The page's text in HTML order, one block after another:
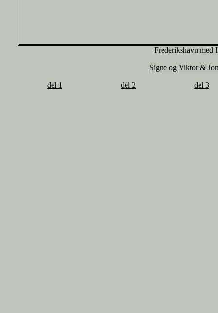
Frederikshavn med
Signe og Viktor &
del 1 del 2 del 3